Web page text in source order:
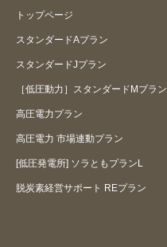
トップページ
スタンダードAプラン
スタンダードJプラン
［低圧動力］スタンダードMプラン
高圧電力プラン
高圧電力 市場連動プラン
[低圧発電所] ソラともプランL
脱炭素経営サポート REプラン